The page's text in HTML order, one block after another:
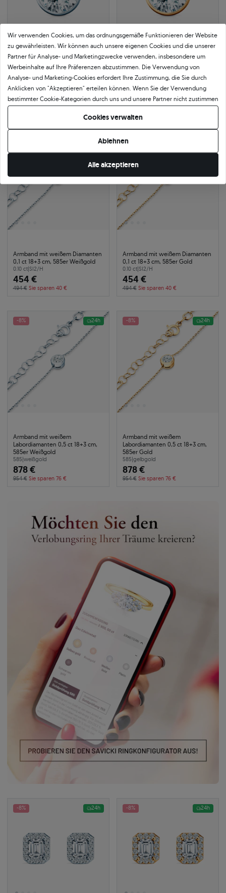
Halskette mit weißem
Labordiamanten 1 ct 585er
Weißgold 45 cm
585 weißgold
1.303 €
1.416 € Sie sparen 113 €
Halskette mit weißem
Labordiamanten 1 ct 585er Gold
45 cm
|gelbgold
1.303 €
1.416 € Sie sparen 113 €
Armband mit weißem Diamanten
0,1 ct 18+3 cm, 585er Weißgold
0.10 ct|SI2/H
454 €
494 € Sie sparen 40 €
Armband mit weißem Diamanten
0,1 ct 18+3 cm, 585er Gold
0.10 ct|SI2/H
454 €
494 € Sie sparen 40 €
-8% 24h
Armband mit weißem
Labordiamanten 0,5 ct 18+3 cm,
585er Weißgold
585|weißgold
878 €
954 € Sie sparen 76 €
-8% 24h
Armband mit weißem
Labordiamanten 0,5 ct 18+3 cm,
585er Gold
585|gelbgold
878 €
954 € Sie sparen 76 €
-8% 24h -8% 24h
Wir verwenden Cookies, um das ordnungsgemäße Funktionieren der Website
zu gewährleisten. Wir können auch unsere eigenen Cookies und die unserer
Partner für Analyse- und Marketingzwecke verwenden, insbesondere um
Werbeinhalte auf Ihre Präferenzen abzustimmen. Die Verwendung von
Analyse- und Marketing-Cookies erfordert Ihre Zustimmung, die Sie durch
Anklicken von "Akzeptieren" erteilen können. Wenn Sie der Verwendung
bestimmter Cookie-Kategorien durch uns und unsere Partner nicht zustimmen
möchten, klicken Sie auf "Lassen Sie mich wählen" und bestimmen Sie Ihre
Präferenzen. Sie können Ihre Zustimmung jederzeit widerrufen, indem Sie
Ihre Cookie-Einstellungen ändern.
Cookies verwalten
Ablehnen
Alle akzeptieren